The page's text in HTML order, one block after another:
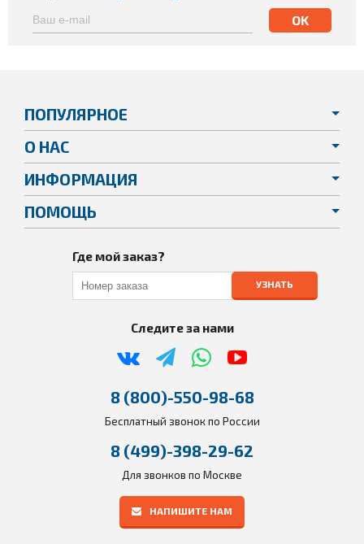
ПОПУЛЯРНОЕ
О НАС
ИНФОРМАЦИЯ
ПОМОЩЬ
Где мой заказ?
УЗНАТЬ
Следите за нами
8 (800)-550-98-68
Бесплатный звонок по России
8 (499)-398-29-62
Для звонков по Москве
НАПИШИТЕ НАМ